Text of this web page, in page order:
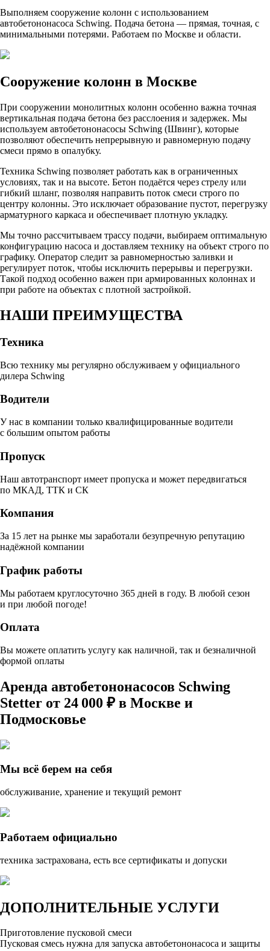
Выполняем сооружение колонн с использованием
автобетононасоса Schwing. Подача бетона — прямая, точная, с
минимальными потерями. Работаем по Москве и области.
Сооружение колонн в Москве
При сооружении монолитных колонн особенно важна точная
вертикальная подача бетона без расслоения и задержек. Мы
используем автобетононасосы Schwing (Швинг), которые
позволяют обеспечить непрерывную и равномерную подачу
смеси прямо в опалубку.
Техника Schwing позволяет работать как в ограниченных
условиях, так и на высоте. Бетон подаётся через стрелу или
гибкий шланг, позволяя направить поток смеси строго по
центру колонны. Это исключает образование пустот, перегрузку
арматурного каркаса и обеспечивает плотную укладку.
Мы точно рассчитываем трассу подачи, выбираем оптимальную
конфигурацию насоса и доставляем технику на объект строго по
графику. Оператор следит за равномерностью заливки и
регулирует поток, чтобы исключить перерывы и перегрузки.
Такой подход особенно важен при армированных колоннах и
при работе на объектах с плотной застройкой.
НАШИ ПРЕИМУЩЕСТВА
Техника
Всю технику мы регулярно обслуживаем у официального
дилера Schwing
Водители
У нас в компании только квалифицированные водители
с большим опытом работы
Пропуск
Наш автотранспорт имеет пропуска и может передвигаться
по МКАД, ТТК и СК
Компания
За 15 лет на рынке мы заработали безупречную репутацию
надёжной компании
График работы
Мы работаем круглосуточно 365 дней в году. В любой сезон
и при любой погоде!
Оплата
Вы можете оплатить услугу как наличной, так и безналичной
формой оплаты
Аренда автобетононасосов Schwing
Stetter от 24 000 ₽ в Москве и
Подмосковье
Мы всё берем на себя
обслуживание, хранение и текущий ремонт
Работаем официально
техника застрахована, есть все сертификаты и допуски
ДОПОЛНИТЕЛЬНЫЕ УСЛУГИ
Приготовление пусковой смеси
Пусковая смесь нужна для запуска автобетононасоса и защиты